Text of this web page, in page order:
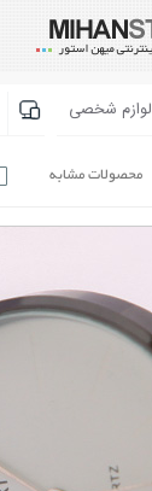
لوازم شخصی
محصولات مشابه